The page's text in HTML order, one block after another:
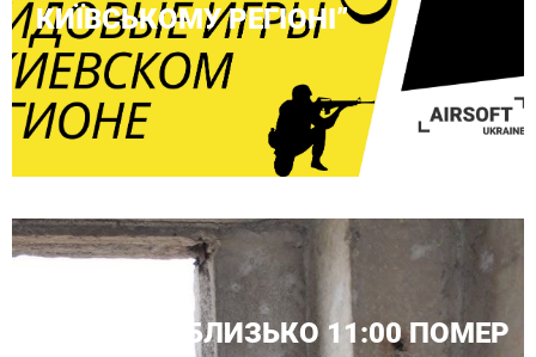
КИЇВСЬКОМУ РЕГІОНІ”
СЬОГОДНІ БЛИЗЬКО 11:00 ПОМЕР